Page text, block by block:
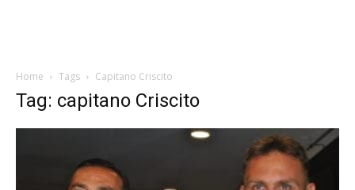
Home Tags Capitano Criscito
Tag: capitano Criscito